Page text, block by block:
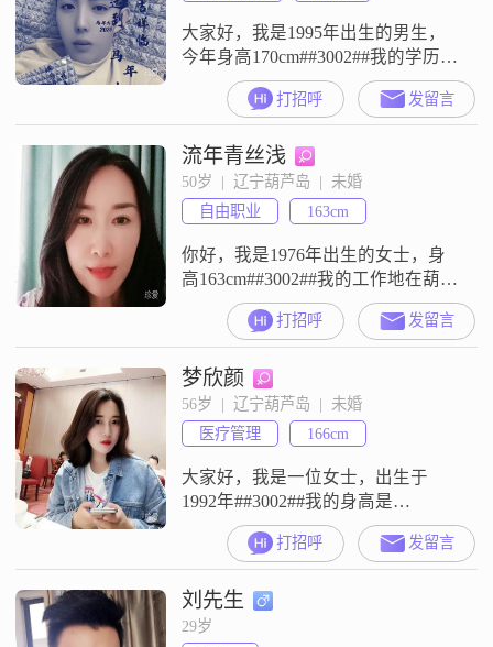
大家好，我是1995年出生的男生，
今年身高170cm##3002##我的学历是
大专，现在在葫芦岛工作，月收入
在12001到20000元之间##3002##关
于我的性格，大家给我的评价是稳
重可靠，平时做事比较踏实，能给
人安全感##3002##同时我也比较幽
默风趣，相处起来不会觉得沉闷，
希望能给身边的人带来轻松的氛围
##3
打招呼 发留言
流年青丝浅
50岁  |  辽宁葫芦岛  |  未婚
自由职业
163cm
你好，我是1976年出生的女士，身
高163cm##3002##我的工作地在葫芦
岛，学历是中专，目前的月收入在
3000元以下##3002##我是一个真诚
可靠的人，性格随和易相处
##3002##在生活中，我比较独立自
信，也很热爱生活，平时喜欢享受
慢节奏的日子##3002##我注重健康
管理，是一名游泳爱好者##3002##
同
打招呼 发留言
梦欣颜
56岁  |  辽宁葫芦岛  |  未婚
医疗管理
166cm
大家好，我是一位女士，出生于
1992年##3002##我的身高是
166cm##3002##目前我的月收入在
5001到8000元这个区间##3002##我
的工作地点在葫芦岛##3002##我的
学历是大学本科##3002##在性格方
面，我是一个温柔体贴的人
打招呼 发留言
刘先生
29岁